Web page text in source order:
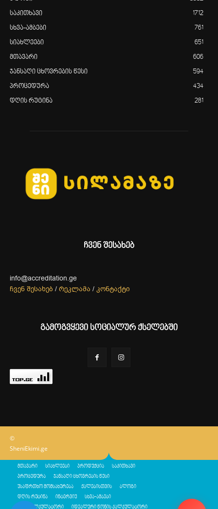
საკითხავი 1712
სხვა-ამბები 761
სიახლეები 651
მთავარი 606
ჯანსაღი ცხოვრების წესი 594
პროცედურა 434
დღის რუტინა 281
ჩვენ შესახებ
info@accreditation.ge
ჩვენ შესახებ / რეკლამა / კონტაქტი
გამოგვყევი სოციალურ ქსელებში
©
SheniEkimi.ge
მთავარი სიახლეები პროდუქცია საკითხავი
პროცედურა ჯანსაღი ცხოვრების წესი
უსაფრთხო მომსახურება ქალებისთვის ბლოგი
დღის რუტინა ინტერვიუ სხვა-ამბები
შენი კალკულატორი იდეალური წონის კალკულატორი